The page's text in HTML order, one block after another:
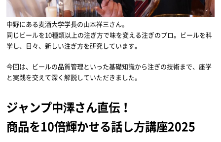
中野にある麦酒大学学長の山本祥三さん。
同じビールを10種類以上の注ぎ方で味を変える注ぎのプロ。ビールを科
学し、日々、新しい注ぎ方を研究しています。
今回は、ビールの品質管理といった基礎知識から注ぎの技術まで、座学
と実践を交えて深く解説していただきました。
ジャンプ中澤さん直伝！
商品を10倍輝かせる話し方講座2025